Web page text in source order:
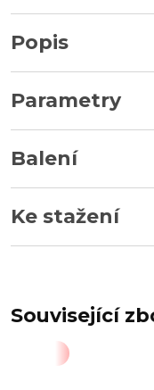
Popis
Parametry
Balení
Ke stažení
Související